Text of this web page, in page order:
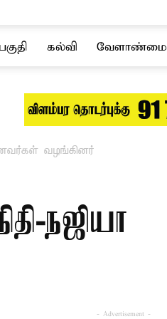
கல்வி வேளாண்மை
வழங்கினர்
நஜியா
- Advertisement -